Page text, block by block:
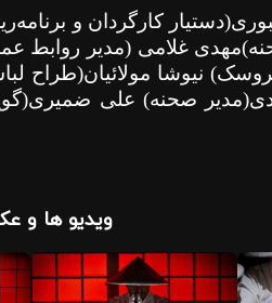
کارگردان و
غلامی (مدیر روابط
نیوشا مولائیان(طراح
صحنه) علی
ویدیو ها و